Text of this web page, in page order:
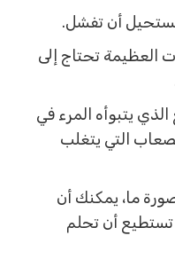
أن تفشل.
العظيمة تحتاج إلى
يتبوأه المرء في
التي يتغلب
ما، يمكنك أن
تستطيع أن تحلم